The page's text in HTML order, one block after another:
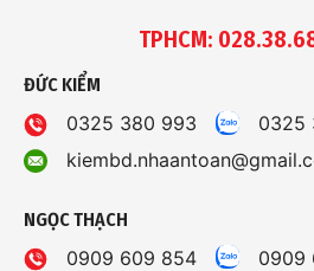
TPHCM:
ĐỨC KIỂM
0325 380 993
0325
NGỌC THẠCH
0909 609 854
0909